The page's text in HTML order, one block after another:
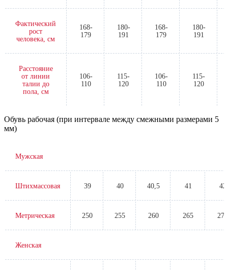
Фактический
рост
человека, см
168-
179
180-
191
168-
179
180-
191
Расстояние
от линии
талии до
пола, см
106-
110
115-
120
106-
110
115-
120
Обувь рабочая (при интервале между смежными размерами 5
мм)
Мужская
Штихмассовая 39 40 40,5 41 42
Метрическая 250 255 260 265 270
Женская